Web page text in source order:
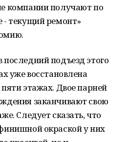
компании получают по
- текущий ремонт»
подъезд этого
уже восстановлена
этажах. Двое парней
заканчивают свою
Следует сказать, что
окраской у них